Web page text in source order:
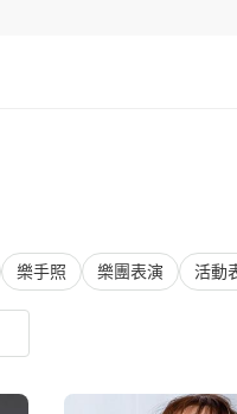
樂手照 樂團表演 活動